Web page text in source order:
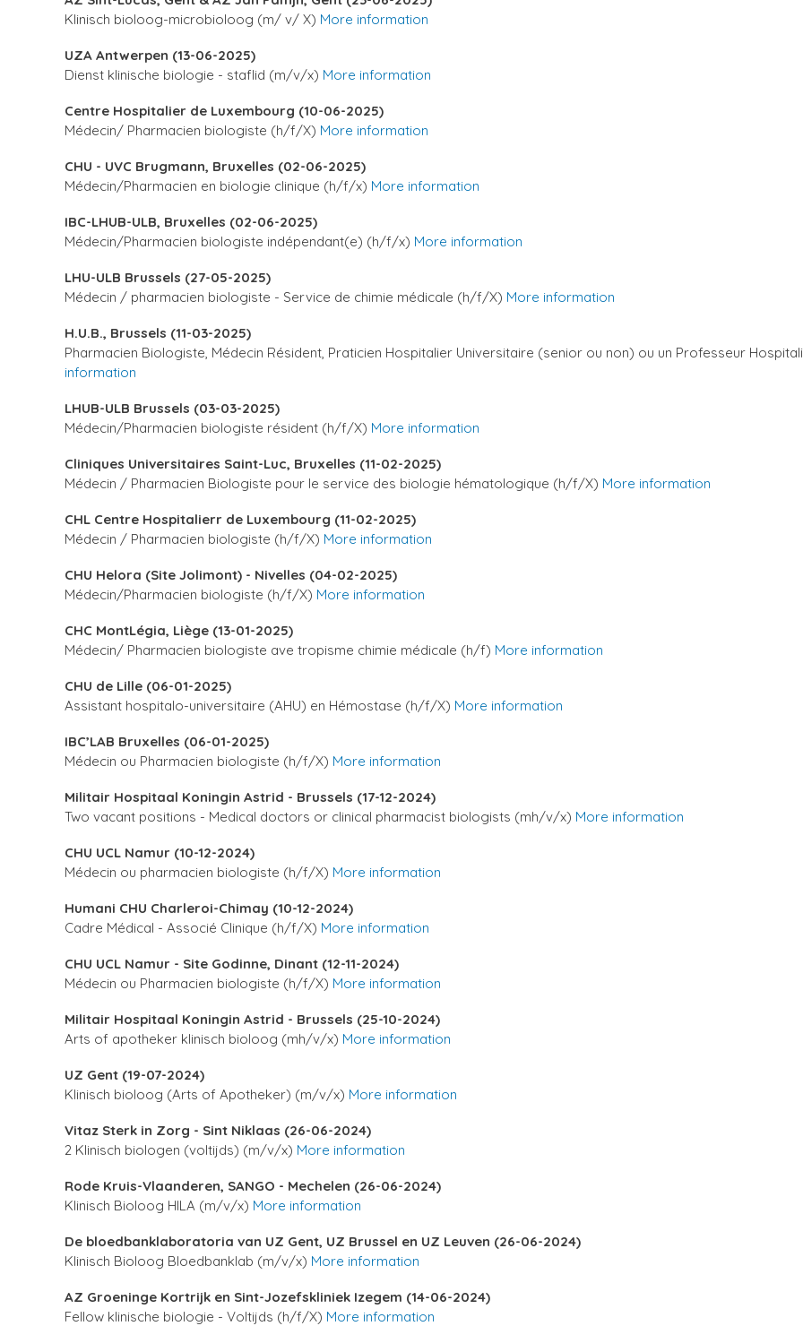
Klinisch bioloog-microbioloog (m/ v/ X) More information
UZA Antwerpen (13-06-2025)
Dienst klinische biologie - staflid (m/v/x) More information
Centre Hospitalier de Luxembourg (10-06-2025)
Médecin/ Pharmacien biologiste (h/f/X) More information
CHU - UVC Brugmann, Bruxelles (02-06-2025)
Médecin/Pharmacien en biologie clinique (h/f/x) More information
IBC-LHUB-ULB, Bruxelles (02-06-2025)
Médecin/Pharmacien biologiste indépendant(e) (h/f/x) More information
LHU-ULB Brussels (27-05-2025)
Médecin / pharmacien biologiste - Service de chimie médicale (h/f/X) More information
H.U.B., Brussels (11-03-2025)
Pharmacien Biologiste, Médecin Résident, Praticien Hospitalier Universitaire (senior ou non) ou un Professeur
information
LHUB-ULB Brussels (03-03-2025)
Médecin/Pharmacien biologiste résident (h/f/X) More information
Cliniques Universitaires Saint-Luc, Bruxelles (11-02-2025)
Médecin / Pharmacien Biologiste pour le service des biologie hématologique (h/f/X) More information
CHL Centre Hospitalierr de Luxembourg (11-02-2025)
Médecin / Pharmacien biologiste (h/f/X) More information
CHU Helora (Site Jolimont) - Nivelles (04-02-2025)
Médecin/Pharmacien biologiste (h/f/X) More information
CHC MontLégia, Liège (13-01-2025)
Médecin/ Pharmacien biologiste ave tropisme chimie médicale (h/f) More information
CHU de Lille (06-01-2025)
Assistant hospitalo-universitaire (AHU) en Hémostase (h/f/X) More information
IBC’LAB Bruxelles (06-01-2025)
Médecin ou Pharmacien biologiste (h/f/X) More information
Militair Hospitaal Koningin Astrid - Brussels (17-12-2024)
Two vacant positions - Medical doctors or clinical pharmacist biologists (mh/v/x) More information
CHU UCL Namur (10-12-2024)
Médecin ou pharmacien biologiste (h/f/X) More information
Humani CHU Charleroi-Chimay (10-12-2024)
Cadre Médical - Associé Clinique (h/f/X) More information
CHU UCL Namur - Site Godinne, Dinant (12-11-2024)
Médecin ou Pharmacien biologiste (h/f/X) More information
Militair Hospitaal Koningin Astrid - Brussels (25-10-2024)
Arts of apotheker klinisch bioloog (mh/v/x) More information
UZ Gent (19-07-2024)
Klinisch bioloog (Arts of Apotheker) (m/v/x) More information
Vitaz Sterk in Zorg - Sint Niklaas (26-06-2024)
2 Klinisch biologen (voltijds) (m/v/x) More information
Rode Kruis-Vlaanderen, SANGO - Mechelen (26-06-2024)
Klinisch Bioloog HILA (m/v/x) More information
De bloedbanklaboratoria van UZ Gent, UZ Brussel en UZ Leuven (26-06-2024)
Klinisch Bioloog Bloedbanklab (m/v/x) More information
AZ Groeninge Kortrijk en Sint-Jozefskliniek Izegem (14-06-2024)
Fellow klinische biologie - Voltijds (h/f/X) More information